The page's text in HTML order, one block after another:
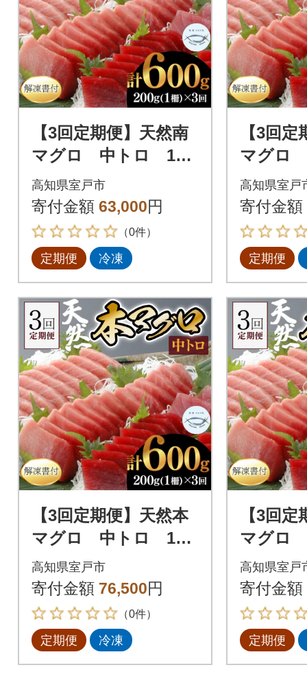
【3回定期便】天然南
マグロ 中トロ 1
柵 解凍書付 海鮮 魚
介 鮪 惣菜 冷凍 ミナ
ミマグロ
高知県室戸市
寄付金額 63,000円
（0件）
定期便 冷凍
【3回
マグロ
柵 解凍
介 鮪 惣
ミマグ
高知県室戸
寄付金額
定期便
【3回定期便】天然本
マグロ 中トロ 1
柵 解凍書付 海鮮 魚
介 鮪 惣菜 冷凍 クロ
マグロ まぐろ
高知県室戸市
寄付金額 76,500円
（0件）
定期便 冷凍
【3回
マグロ
柵 解凍
介 鮪 惣
マグロ
高知県室戸
寄付金額
定期便